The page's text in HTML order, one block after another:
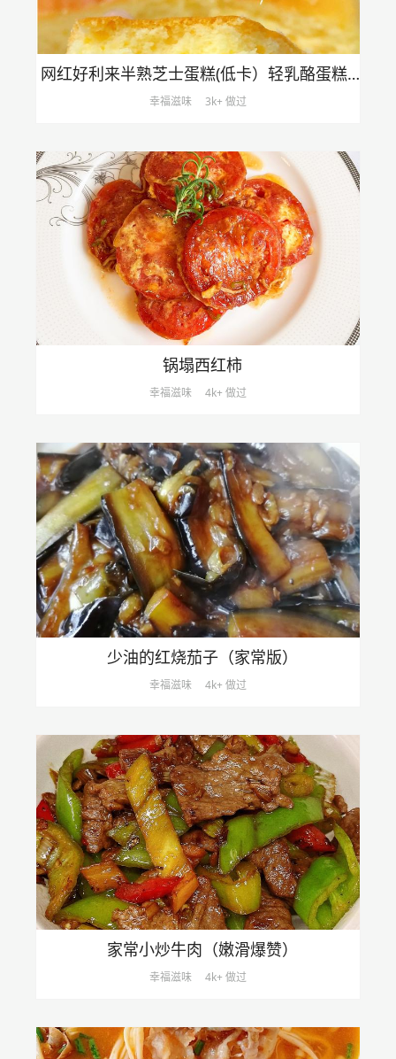
网红好利来半熟芝士蛋糕(低卡）轻乳酪蛋糕hanjuku cheese
幸福滋味 3k+ 做过
锅塌西红柿
幸福滋味 4k+ 做过
少油的红烧茄子（家常版）
幸福滋味 4k+ 做过
家常小炒牛肉（嫩滑爆赞）
幸福滋味 4k+ 做过